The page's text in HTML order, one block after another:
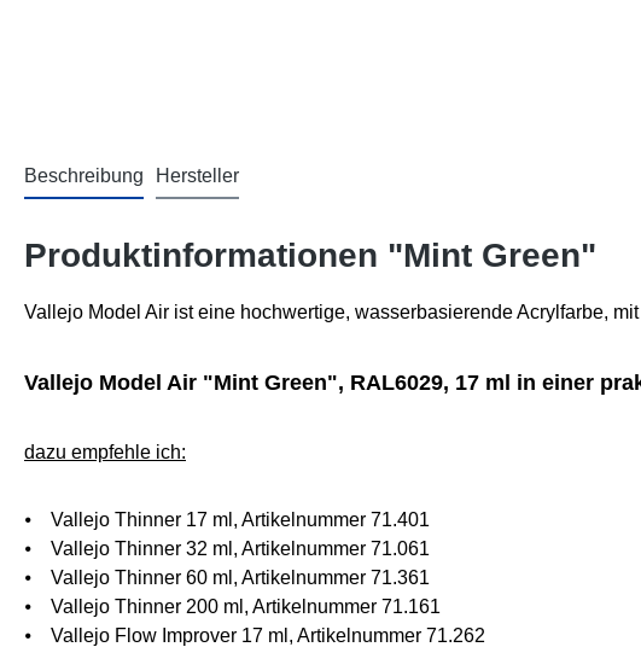
Beschreibung Hersteller
Produktinformationen "Mint Green"
Vallejo Model Air ist eine hochwertige, wasserbasierende Acrylfarbe,
Vallejo Model Air "Mint Green", RAL6029, 17 ml in einer
dazu empfehle ich:
⦁ Vallejo Thinner 17 ml, Artikelnummer 71.401
⦁ Vallejo Thinner 32 ml, Artikelnummer 71.061
⦁ Vallejo Thinner 60 ml, Artikelnummer 71.361
⦁ Vallejo Thinner 200 ml, Artikelnummer 71.161
⦁ Vallejo Flow Improver 17 ml, Artikelnummer 71.262